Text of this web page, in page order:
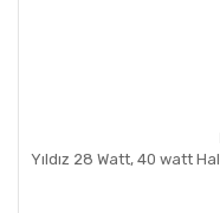
Yıldız 28 Watt, 40 watt